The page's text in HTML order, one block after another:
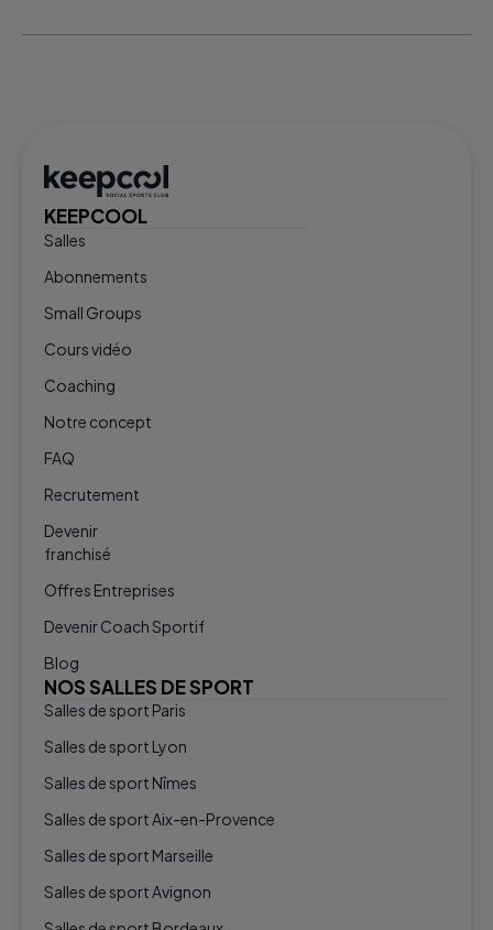
KEEPCOOL
Salles
Abonnements
Small Groups
Cours vidéo
Coaching
Notre concept
FAQ
Recrutement
Devenir
franchisé
Offres Entreprises
Devenir Coach Sportif
Blog
NOS SALLES DE SPORT
Salles de sport Paris
Salles de sport Lyon
Salles de sport Nîmes
Salles de sport Aix-en-Provence
Salles de sport Marseille
Salles de sport Avignon